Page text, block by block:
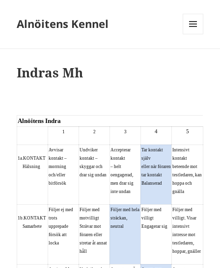
Alnöitens Kennel
Indras Mh
AlnöitensIndra
1 2 3 4 5
1a.KONTAKT
Hälsning
Avvisar
kontakt –
morrning
och/eller
bitförsök
Undviker
kontakt –
skyggar och
drar sig undan
Accepterar
kontakt
– helt
oengagerad,
men drar sig
inte undan
Tar kontakt
själv
eller när föraren
tar kontakt
Balanserad
Intensivt
kontakt
beteende mot
testledaren, kan
hoppa och
gnälla
1b.KONTAKT
Samarbete
Följer ej med
trots
upprepade
försök att
locka
Följer med
motvilligt
Strävar mot
föraren eller
stretar åt annat
håll
Följer med hela
sträckan,
neutral
Följer med
villigt
Engagerar sig
Följer med
villigt. Visar
intensivt
intresse mot
testledaren,
hoppar, gnäller